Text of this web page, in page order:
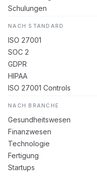
Schulungen
NACH STANDARD
ISO 27001
SOC 2
GDPR
HIPAA
ISO 27001 Controls
NACH BRANCHE
Gesundheitswesen
Finanzwesen
Technologie
Fertigung
Startups